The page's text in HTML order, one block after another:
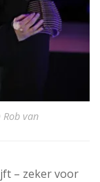
Rob van
– zeker voor